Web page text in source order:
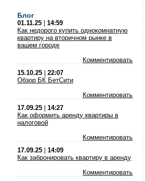
Блог
01.11.25
14:59
Как недорого купить однокомнатную
квартиру на вторичном рынке в
вашем городе
Комментировать
15.10.25
22:07
Обзор БК БетСити
Комментировать
17.09.25
14:27
Как оформить аренду квартиры в
налоговой
Комментировать
17.09.25
14:09
Как забронировать квартиру в аренду
Комментировать